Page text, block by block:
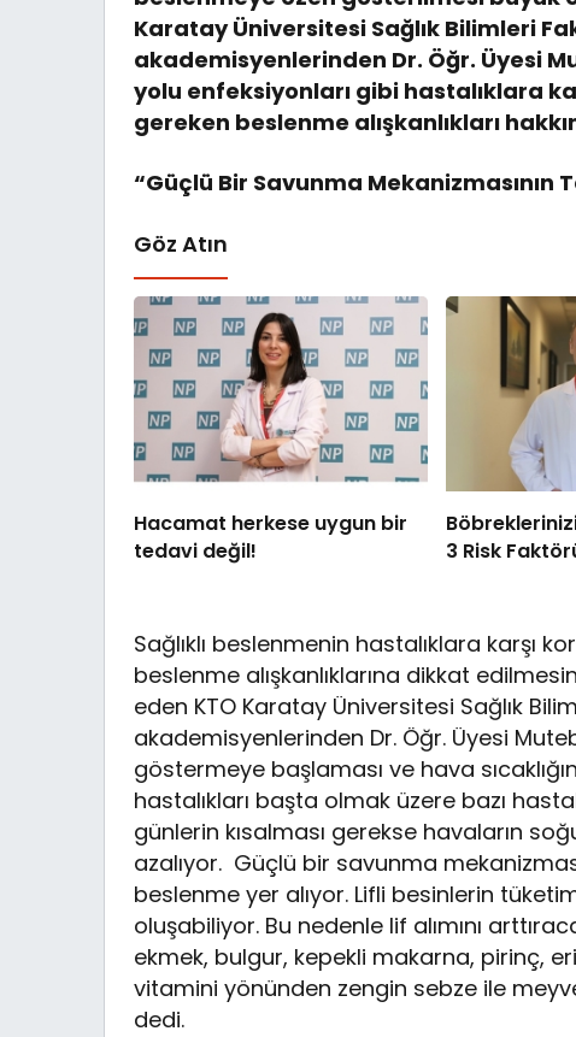
Karatay Üniversitesi Sağlık Bilimleri
akademisyenlerinden Dr. Öğr. Üyesi
yolu enfeksiyonları gibi hastalıklara
gereken beslenme alışkanlıkları
“Güçlü Bir Savunma Mekanizmasının
Göz Atın
Hacamat herkese uygun bir
tedavi değil!
3 Risk
Sağlıklı beslenmenin hastalıklara karşı
beslenme alışkanlıklarına dikkat
eden KTO Karatay Üniversitesi Sağlık
akademisyenlerinden Dr. Öğr. Üyesi
göstermeye başlaması ve hava
hastalıkları başta olmak üzere bazı
günlerin kısalması gerekse havaların
azalıyor. Güçlü bir savunma
beslenme yer alıyor. Lifli besinlerin
oluşabiliyor. Bu nedenle lif alımını
ekmek, bulgur, kepekli makarna, pirinç,
vitamini yönünden zengin sebze ile
dedi.